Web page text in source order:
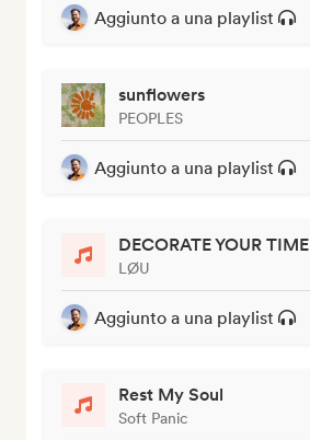
Aggiunto a una playlist
sunflowers
PEOPLES
Aggiunto a una playlist
DECORATE YOUR TIME
LØU
Aggiunto a una playlist
Rest My Soul
Soft Panic